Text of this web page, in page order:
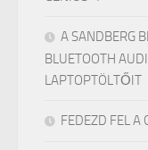
A SANDBERG
BLUETOOTH
LAPTOPTÖLTŐIT
FEDEZD FEL A